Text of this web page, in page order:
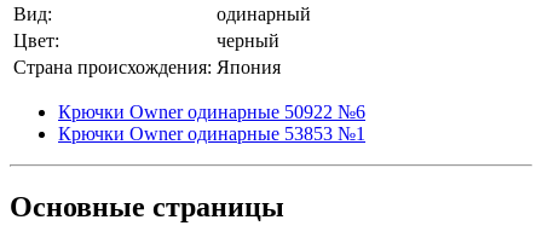
Вид:
одинарный
Цвет:
черный
Страна происхождения: Япония
Крючки Owner одинарные 50922 №6
Крючки Owner одинарные 53853 №1
Основные страницы